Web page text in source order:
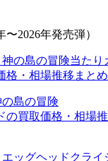
2026年発売弾）
の島の冒険
の買取価格・相場推